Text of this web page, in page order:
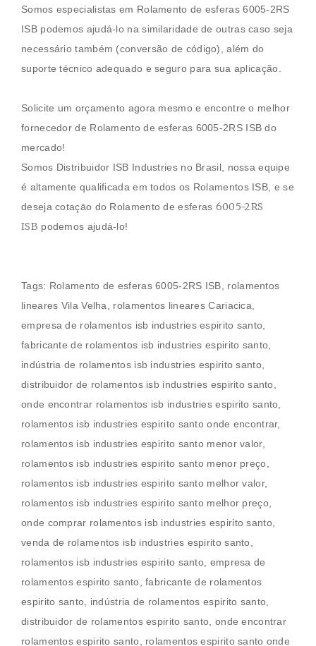
Somos especialistas em Rolamento de esferas6005-2RS
ISBpodemos ajudá-lo na similaridade de outras caso seja
necessário também (conversão de código), além do
suporte técnico adequado e seguro para sua aplicação.
Solicite um orçamento agora mesmo e encontre o melhor
fornecedor de Rolamento de esferas 6005-2RS ISB do
mercado!
Somos Distribuidor ISB Industries no Brasil, nossa equipe
é altamente qualificada em todos os Rolamentos ISB, e se
deseja cotaçāo do Rolamento de esferas 6005-2RS
ISB podemos ajudá-lo!
Tags: Rolamento de esferas6005-2RS ISB, rolamentos
lineares Vila Velha, rolamentos lineares Cariacica,
empresa de rolamentos isb industries espirito santo,
fabricante de rolamentos isb industries espirito santo,
indústria de rolamentos isb industries espirito santo,
distribuidor de rolamentos isb industries espirito santo,
onde encontrar rolamentos isb industries espirito santo,
rolamentos isb industries espirito santo onde encontrar,
rolamentos isb industries espirito santo menor valor,
rolamentos isb industries espirito santo menor preço,
rolamentos isb industries espirito santo melhor valor,
rolamentos isb industries espirito santo melhor preço,
onde comprar rolamentos isb industries espirito santo,
venda de rolamentos isb industries espirito santo,
rolamentos isb industries espirito santo, empresa de
rolamentos espirito santo, fabricante de rolamentos
espirito santo, indústria de rolamentos espirito santo,
distribuidor de rolamentos espirito santo, onde encontrar
rolamentos espirito santo, rolamentos espirito santo onde